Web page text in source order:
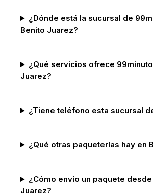
¿Dónde está la sucursal de
Benito Juarez?
¿Qué servicios ofrece
Juarez?
¿Tiene teléfono esta sucursal
¿Qué otras paqueterías hay en
¿Cómo envío un paquete
Juarez?